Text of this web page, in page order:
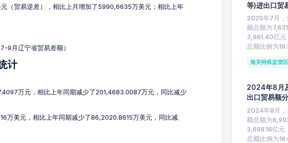
（贸易逆差），相比上月增加了5990,6635万美元；相比上年
9月辽宁省贸易差额）
计
万元，相比上年同期减少了201,4683.0087万元，同比减少
万美元，相比上年同期减少了86,2020.8615万美元，同比减
等)进出口贸
2025年7月，
额总额为
3,991.40亿元
总额比例为
海关特殊监管
2024年8月
出口贸易额
2024年8月，
额总额为
3,698.16亿元
总额比例为